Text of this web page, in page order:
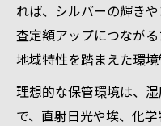
れば、シルバーの輝き
査定額アップにつなが
地域特性を踏まえた環境
理想的な保管環境は、
で、直射日光や埃、化